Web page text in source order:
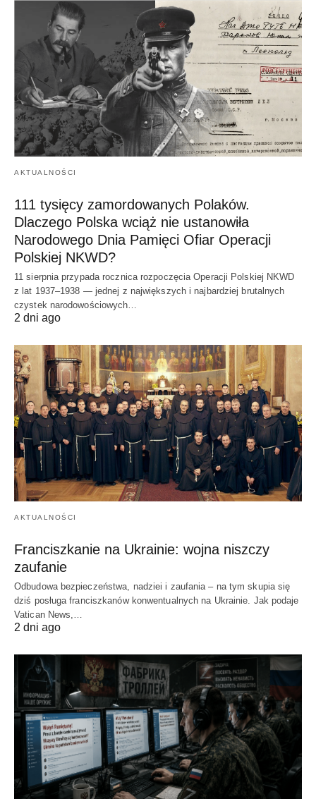
AKTUALNOŚCI
111 tysięcy zamordowanych Polaków.
Dlaczego Polska wciąż nie ustanowiła
Narodowego Dnia Pamięci Ofiar Operacji
Polskiej NKWD?
11 sierpnia przypada rocznica rozpoczęcia Operacji Polskiej NKWD
z lat 1937–1938 — jednej z największych i najbardziej brutalnych
czystek narodowościowych…
2 dni ago
AKTUALNOŚCI
Franciszkanie na Ukrainie: wojna niszczy
zaufanie
Odbudowa bezpieczeństwa, nadziei i zaufania – na tym skupia się
dziś posługa franciszkanów konwentualnych na Ukrainie. Jak podaje
Vatican News,…
2 dni ago